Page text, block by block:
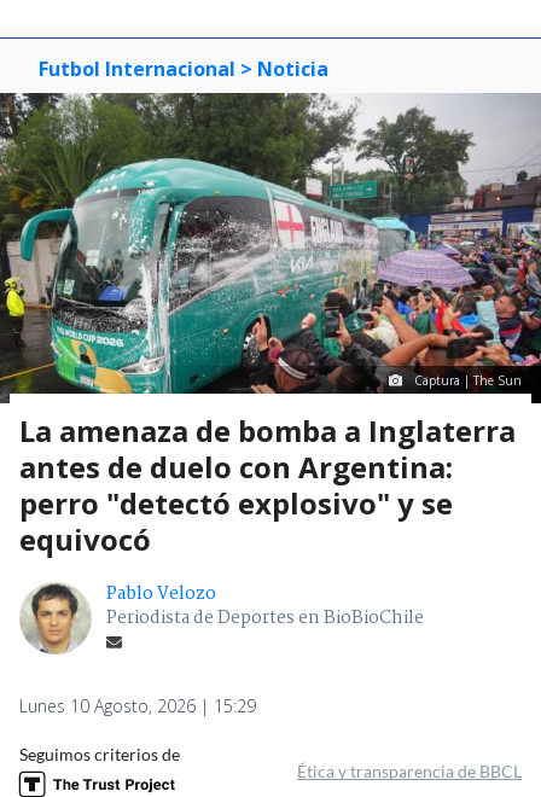
Futbol Internacional > Noticia
Captura | The Sun
La amenaza de bomba a Inglaterra
antes de duelo con Argentina:
perro "detectó explosivo" y se
equivocó
Pablo Velozo
Periodista de Deportes en BioBioChile
Lunes 10 Agosto, 2026 | 15:29
Seguimos criterios de
Ética y transparencia de BBCL